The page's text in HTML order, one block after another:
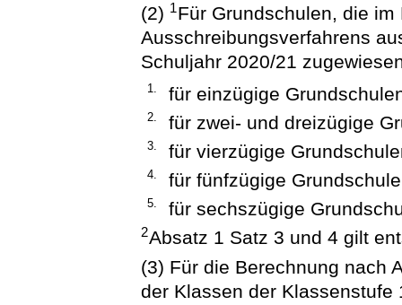
(2) 1Für Grundschulen, die
Ausschreibungsverfahrens
Schuljahr 2020/21
1. für einzügige
2. für zwei- und dreizügige
3. für vierzügige
4. für fünfzügige
5. für sechszügige
2Absatz 1 Satz 3 und 4 gilt
(3) Für die Berechnung nach
der Klassen der